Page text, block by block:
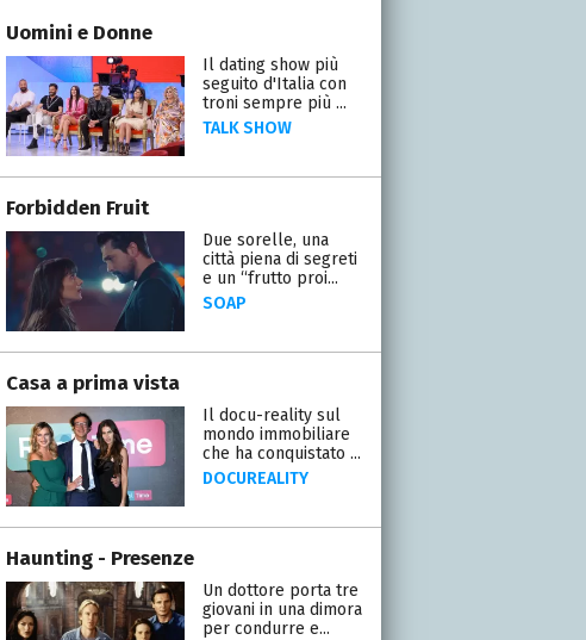
Uomini e Donne
Il dating show più
seguito d'Italia con
troni sempre più ...
TALK SHOW
Forbidden Fruit
Due sorelle, una
città piena di segreti
e un “frutto proi...
SOAP
Casa a prima vista
Il docu-reality sul
mondo immobiliare
che ha conquistato ...
DOCUREALITY
Haunting - Presenze
Un dottore porta tre
giovani in una dimora
per condurre e...